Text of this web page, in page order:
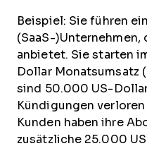
Beispiel: Sie führen
(SaaS-
anbietet. Sie starten
Dollar Monatsumsatz
sind 50.000 US-
Kündigungen
Kunden haben ihre
zusätzliche 25.000